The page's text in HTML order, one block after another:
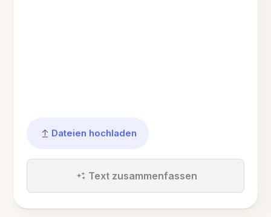
Dateien hochladen
Text zusammenfassen